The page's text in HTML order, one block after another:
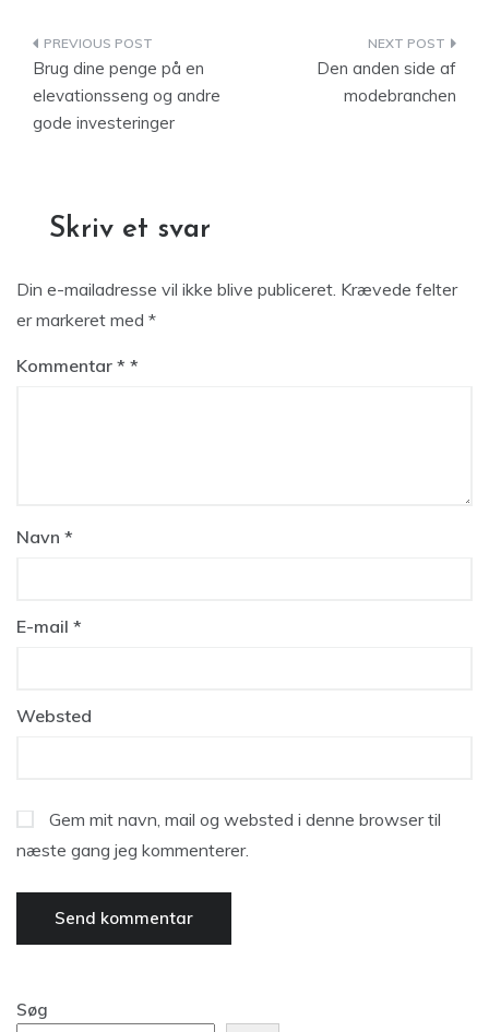
Indlægsnavigation
Brug dine penge på en
elevationsseng og andre
gode investeringer
Den anden side af
modebranchen
Skriv et svar
Din e-mailadresse vil ikke blive publiceret. Krævede felter
er markeret med *
Kommentar *
Navn *
E-mail *
Websted
Gem mit navn, mail og websted i denne browser til
næste gang jeg kommenterer.
Søg